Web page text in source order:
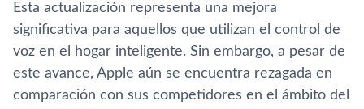
Esta actualización representa una mejora
significativa para aquellos que utilizan el control de
voz en el hogar inteligente. Sin embargo, a pesar de
este avance, Apple aún se encuentra rezagada en
comparación con sus competidores en el ámbito del